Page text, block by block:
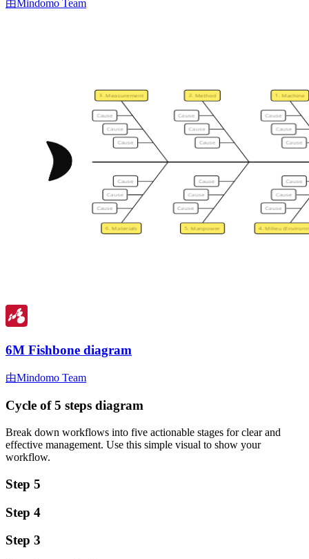
由Mindomo Team
6M Fishbone diagram
由Mindomo Team
Cycle of 5 steps diagram
Break down workflows into five actionable stages for clear and
effective management. Use this simple visual to show your
workflow.
Step 5
Step 4
Step 3